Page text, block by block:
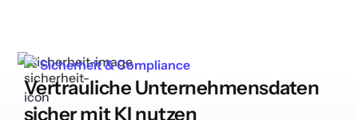
Sicherheit & Compliance
Vertrauliche Unternehmensdaten
sicher mit KI nutzen